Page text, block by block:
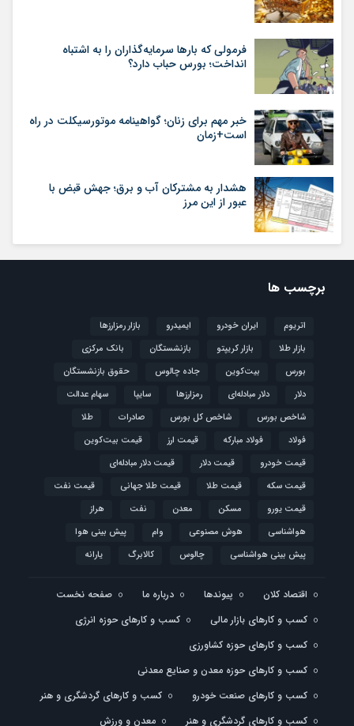
فرمولی که بارها سرمایه‌گذاران را به اشتباه
انداخت؛ بورس حباب دارد؟
خبر مهم برای زنان؛ گواهینامه موتورسیکلت در راه
است+زمان
هشدار به مشترکان آب و برق؛ جهش قبض با
عبور از این مرز
برچسب ها
اتریوم ایران خودرو ایمیدرو
بازار رمزارزها
بازار طلا
بازار کریپتو بازنشستگان
بانک مرکزی
بورس
بیت‌کوین جاده چالوس
حقوق بازنشستگان
دلار
دلار مبادله‌ای رمزارزها سایپا
سهام عدالت
شاخص بورس
شاخص کل بورس صادرات
طلا
فولاد
فولاد مبارکه قیمت ارز
قیمت بیت‌کوین
قیمت خودرو
قیمت دلار
قیمت دلار مبادله‌ای
قیمت سکه
قیمت طلا قیمت طلا جهانی
قیمت نفت
قیمت یورو
مسکن معدن نفت
هراز
هواشناسی
هوش مصنوعی وام
پیش بینی هوا
پیش بینی هواشناسی
چالوس کالابرگ یارانه
اقتصاد کلان پیوندها درباره ما
صفحه نخست
کسب و کارهای بازار مالی
کسب و کارهای حوزه انرژی
کسب و کارهای حوزه کشاورزی
کسب و کارهای حوزه معدن و صنایع معدنی
کسب و کارهای صنعت خودرو
کسب و کارهای گردشگری و هنر
کسب و کارهای گردشگری و هنر
معدن و ورزش